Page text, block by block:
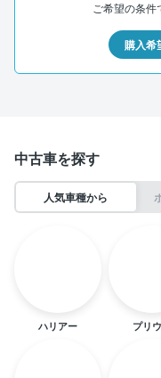
ご希望の条件
購入希
中古車を探す
人気車種から
ハリアー プリ